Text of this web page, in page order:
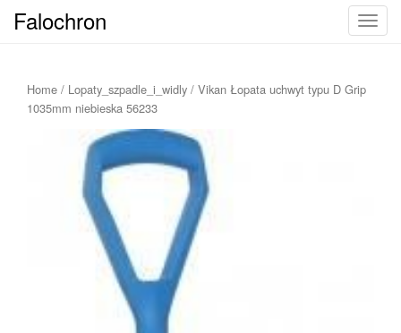
T
Falochron
Home / Lopaty_szpadle_i_widly / Vikan Łopata uchwyt typu D Grip
1035mm niebieska 56233